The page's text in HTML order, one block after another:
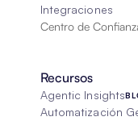
Integraciones
Centro de
Recursos
Agentic Insights
Automatización